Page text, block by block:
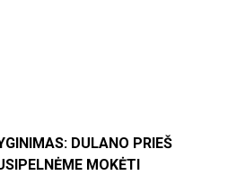
DULANO PRIEŠ
MOKĖTI